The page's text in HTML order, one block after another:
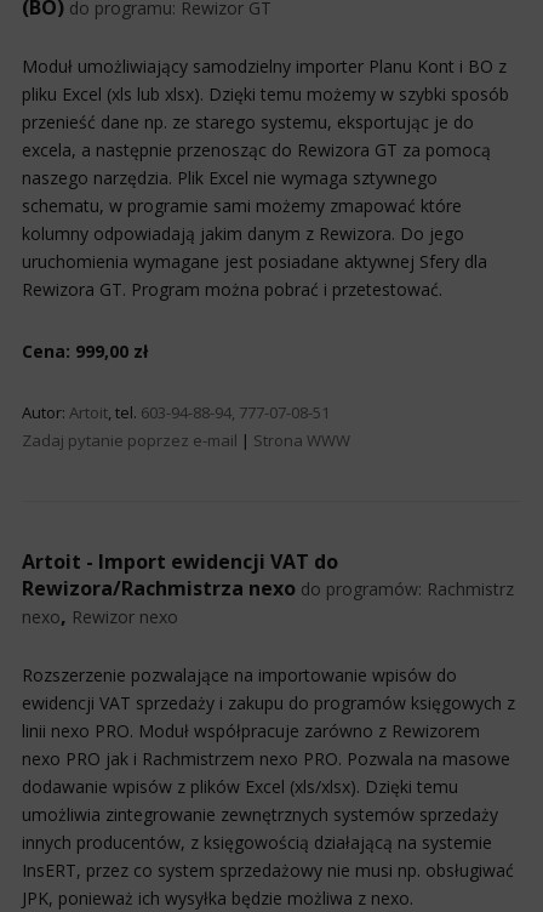
(BO) do programu: Rewizor GT
Moduł umożliwiający samodzielny importer Planu Kont i BO z
pliku Excel (xls lub xlsx). Dzięki temu możemy w szybki sposób
przenieść dane np. ze starego systemu, eksportując je do
excela, a następnie przenosząc do Rewizora GT za pomocą
naszego narzędzia. Plik Excel nie wymaga sztywnego
schematu, w programie sami możemy zmapować które
kolumny odpowiadają jakim danym z Rewizora. Do jego
uruchomienia wymagane jest posiadane aktywnej Sfery dla
Rewizora GT. Program można pobrać i przetestować.
Cena: 999,00 zł
Autor: Artoit, tel. 603-94-88-94, 777-07-08-51
Zadaj pytanie poprzez e-mail | Strona WWW
Artoit - Import ewidencji VAT do
Rewizora/Rachmistrza nexo do programów: Rachmistrz
nexo, Rewizor nexo
Rozszerzenie pozwalające na importowanie wpisów do
ewidencji VAT sprzedaży i zakupu do programów księgowych z
linii nexo PRO. Moduł współpracuje zarówno z Rewizorem
nexo PRO jak i Rachmistrzem nexo PRO. Pozwala na masowe
dodawanie wpisów z plików Excel (xls/xlsx). Dzięki temu
umożliwia zintegrowanie zewnętrznych systemów sprzedaży
innych producentów, z księgowością działającą na systemie
InsERT, przez co system sprzedażowy nie musi np. obsługiwać
JPK, ponieważ ich wysyłka będzie możliwa z nexo.